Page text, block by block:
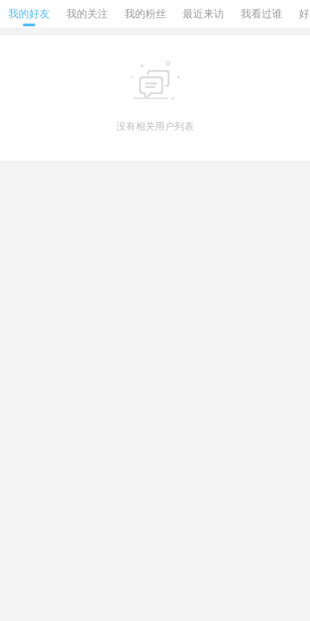
我的好友 我的关注 我的粉丝 最近来访 我看过谁

没有相关用户列表